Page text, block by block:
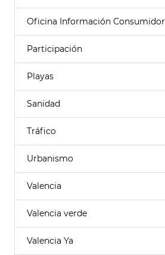
Oficina Información Consumidor
Participación
Playas
Sanidad
Tráfico
Urbanismo
Valencia
Valencia verde
Valencia Ya